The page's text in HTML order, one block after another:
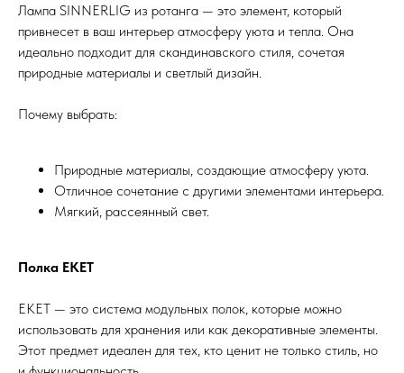
Лампа SINNERLIG из ротанга — это элемент, который
привнесет в ваш интерьер атмосферу уюта и тепла. Она
идеально подходит для скандинавского стиля, сочетая
природные материалы и светлый дизайн.
Почему выбрать:
Природные материалы, создающие атмосферу уюта.
Отличное сочетание с другими элементами интерьера.
Мягкий, рассеянный свет.
Полка EKET
EKET — это система модульных полок, которые можно
использовать для хранения или как декоративные элементы.
Этот предмет идеален для тех, кто ценит не только стиль, но